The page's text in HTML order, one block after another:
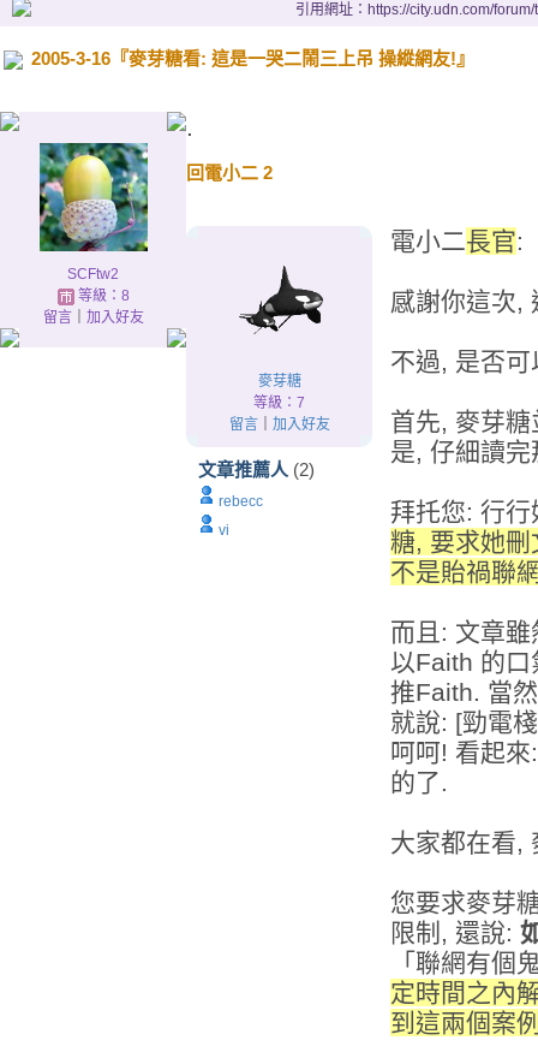
引用網址：https://city.udn.com/
2005-3-16『麥芽糖看: 這是一哭二鬧三上吊 操縱網友!』
SCFtw2
等級：8
留言｜ 加入好友
.
回電小二 2
麥芽糖
等級：7
留言｜ 加入好友
文章推薦人 (2)
rebecc
vi
電小二長官:
感謝你這次,
不過, 是否
首先, 麥芽
是, 仔細讀
拜托您: 行
糖, 要求她
不是貽禍聯
而且: 文章
以Faith 的
推Faith. 當
就說: [勁電
呵呵! 看起
的了.
大家都在看,
您要求麥芽
限制, 還說:
「聯網有個
定時間之內
到這兩個案